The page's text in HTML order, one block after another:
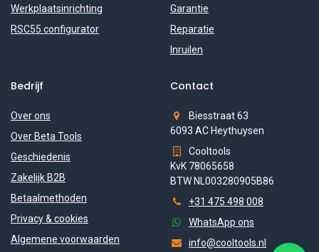
Werkplaatsinrichting
RSC55 configurator
Garantie
Reparatie
Inruilen
Bedrijf
Over ons
Over Beta Tools
Geschiedenis
Zakelijk B2B
Betaalmethoden
Privacy & cookies
Algemene voorwaarden
Contact
Biesstraat 63
6093 AC Heythuysen
Cooltools
KvK 78065658
BTW NL003280905B86
+31 475 498 008
WhatsApp ons
info@cooltools.nl